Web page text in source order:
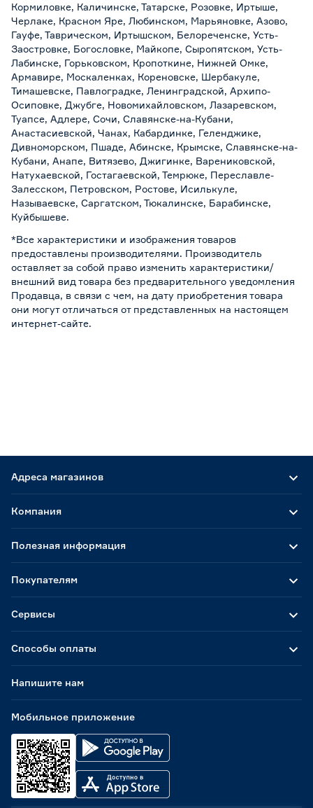
Кормиловке, Каличинске, Татарске, Розовке, Иртыше,
Черлаке, Красном Яре, Любинском, Марьяновке, Азово,
Гауфе, Таврическом, Иртышском, Белореченске, Усть-
Заостровке, Богословке, Майкопе, Сыропятском, Усть-
Лабинске, Горьковском, Кропоткине, Нижней Омке,
Армавире, Москаленках, Кореновске, Шербакуле,
Тимашевске, Павлоградке, Ленинградской, Архипо-
Осиповке, Джубге, Новомихайловском, Лазаревском,
Туапсе, Адлере, Сочи, Славянске-на-Кубани,
Анастасиевской, Чанах, Кабардинке, Геленджике,
Дивноморском, Пшаде, Абинске, Крымске, Славянске-на-
Кубани, Анапе, Витязево, Джигинке, Варениковской,
Натухаевской, Гостагаевской, Темрюке, Переславле-
Залесском, Петровском, Ростове, Исилькуле,
Называевске, Саргатском, Тюкалинске, Барабинске,
Куйбышеве.
*Все характеристики и изображения товаров
предоставлены производителями. Производитель
оставляет за собой право изменить характеристики/
внешний вид товара без предварительного уведомления
Продавца, в связи с чем, на дату приобретения товара
они могут отличаться от представленных на настоящем
интернет-сайте.
Адреса магазинов
Способы оплаты
Мобильное приложение
Компания
Полезная информация
Покупателям
Сервисы
Напишите нам